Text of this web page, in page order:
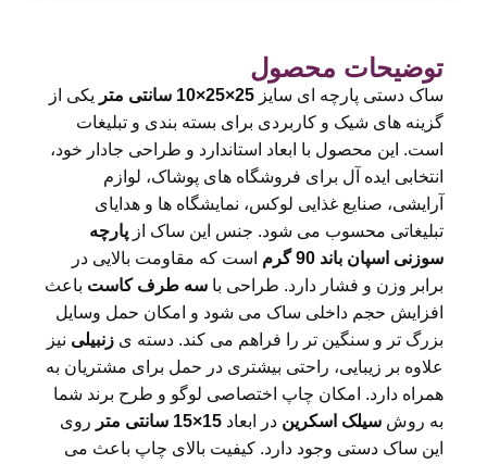
توضیحات محصول
ساک دستی پارچه ای سایز 25×25×10 سانتی متر یکی از
گزینه های شیک و کاربردی برای بسته بندی و تبلیغات
است. این محصول با ابعاد استاندارد و طراحی جادار خود،
انتخابی ایده آل برای فروشگاه های پوشاک، لوازم
آرایشی، صنایع غذایی لوکس، نمایشگاه ها و هدایای
تبلیغاتی محسوب می شود. جنس این ساک از پارچه
سوزنی اسپان باند 90 گرم
است که مقاومت بالایی در
برابر وزن و فشار دارد. طراحی با سه طرف کاست باعث
افزایش حجم داخلی ساک می شود و امکان حمل وسایل
بزرگ تر و سنگین تر را فراهم می کند. دسته ی زنبیلی نیز
علاوه بر زیبایی، راحتی بیشتری در حمل برای مشتریان به
همراه دارد. امکان چاپ اختصاصی لوگو و طرح برند شما
به روش سیلک اسکرین در ابعاد 15×15 سانتی متر روی
این ساک دستی وجود دارد. کیفیت بالای چاپ باعث می